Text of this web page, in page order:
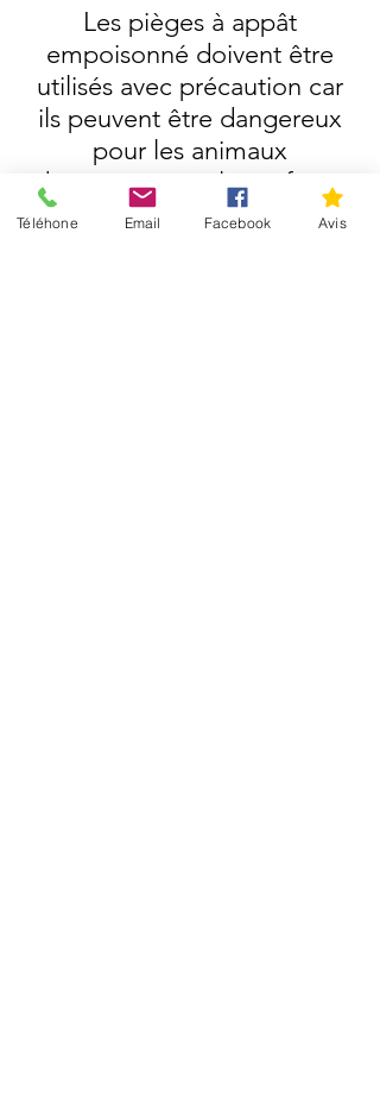
Les pièges à appât
empoisonné doivent être
utilisés avec précaution car
ils peuvent être dangereux
pour les animaux
domestiques et les enfants.
Téléhone Email Facebook Avis